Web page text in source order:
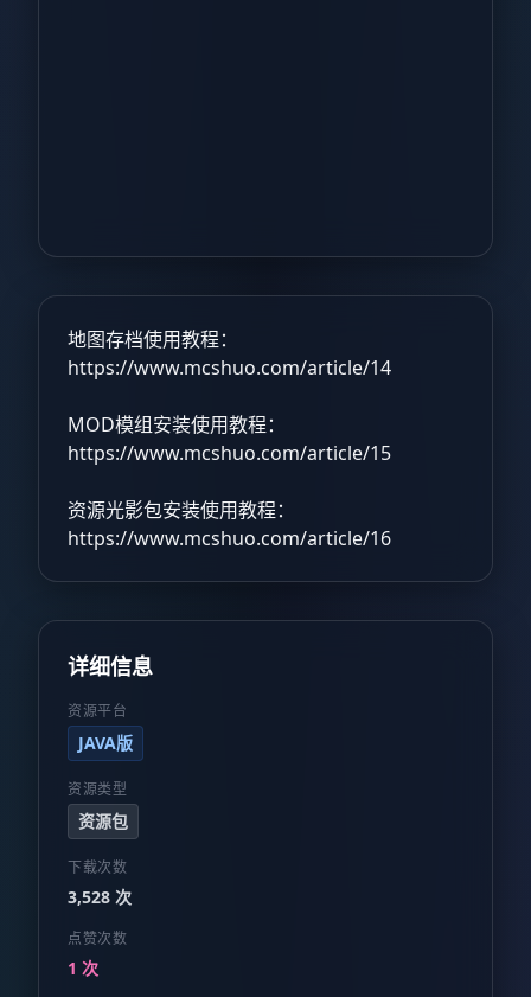
地图存档使用教程：
https://www.mcshuo.com/article/14
MOD模组安装使用教程：
https://www.mcshuo.com/article/15
资源光影包安装使用教程：
https://www.mcshuo.com/article/16
详细信息
资源平台
JAVA版
资源类型
资源包
下载次数
3,528 次
点赞次数
1 次